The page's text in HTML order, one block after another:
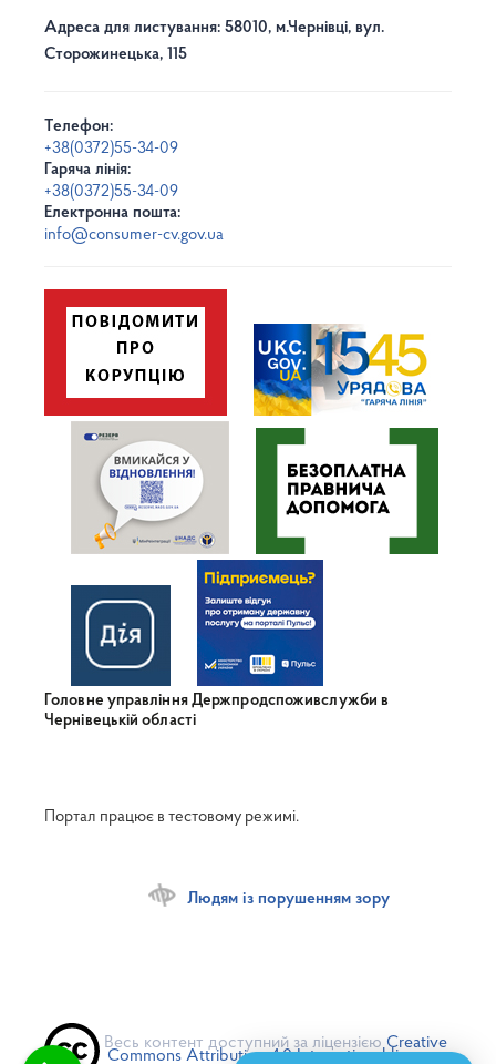
Адреса для листування: 58010, м.Чернівці, вул.
Сторожинецька, 115
Телефон:
+38(0372)55-34-09
Гаряча лінія:
+38(0372)55-34-09
Електронна пошта:
info@consumer-cv.gov.ua
Головне управління Держпродспоживслужби в
Чернівецькій області
Портал працює в тестовому режимі.
Людям із порушенням зору
Весь контент доступний за ліцензієюCreative
Commons Attribution 4.0 International license,